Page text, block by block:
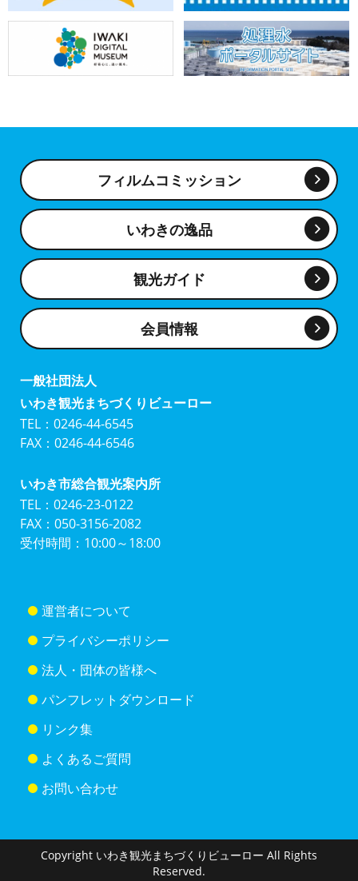
フィルムコミッション
いわきの逸品
観光ガイド
会員情報
一般社団法人
いわき観光まちづくりビューロー
TEL：0246-44-6545
FAX：0246-44-6546
いわき市総合観光案内所
TEL：0246-23-0122
FAX：050-3156-2082
受付時間：10:00～18:00
運営者について
プライバシーポリシー
法人・団体の皆様へ
パンフレットダウンロード
リンク集
よくあるご質問
お問い合わせ
Copyright いわき観光まちづくりビューロー All Rights
Reserved.